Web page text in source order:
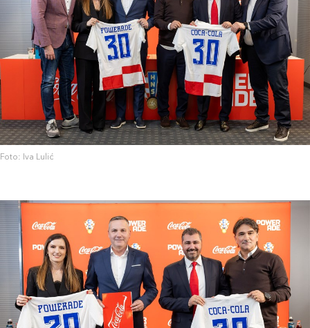
Foto: Iva Lulić